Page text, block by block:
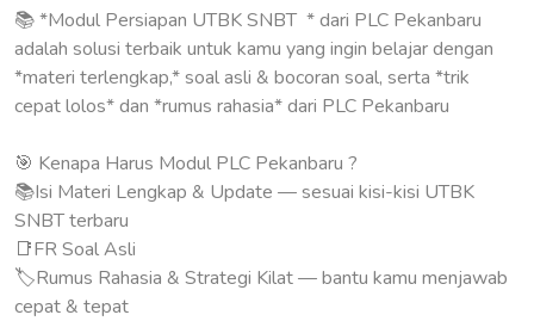
📚 *Modul Persiapan UTBK SNBT * dari PLC Pekanbaru
adalah solusi terbaik untuk kamu yang ingin belajar dengan
*materi terlengkap,* soal asli & bocoran soal, serta *trik
cepat lolos* dan *rumus rahasia* dari PLC Pekanbaru
🎯 Kenapa Harus Modul PLC Pekanbaru ?
📚Isi Materi Lengkap & Update — sesuai kisi-kisi UTBK
SNBT terbaru
📑FR Soal Asli
🏷Rumus Rahasia & Strategi Kilat — bantu kamu menjawab
cepat & tepat